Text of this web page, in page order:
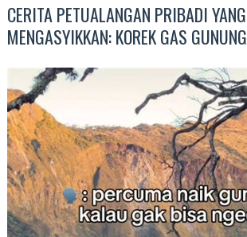
CERITA PETUALANGAN PRIBADI YANG
MENGASYIKKAN: KOREK GAS GUNUNG